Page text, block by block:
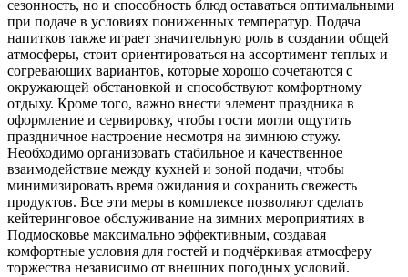
сезонность, но и способность блюд оставаться оптимальными
при подаче в условиях пониженных температур. Подача
напитков также играет значительную роль в создании общей
атмосферы, стоит ориентироваться на ассортимент теплых и
согревающих вариантов, которые хорошо сочетаются с
окружающей обстановкой и способствуют комфортному
отдыху. Кроме того, важно внести элемент праздника в
оформление и сервировку, чтобы гости могли ощутить
праздничное настроение несмотря на зимнюю стужу.
Необходимо организовать стабильное и качественное
взаимодействие между кухней и зоной подачи, чтобы
минимизировать время ожидания и сохранить свежесть
продуктов. Все эти меры в комплексе позволяют сделать
кейтеринговое обслуживание на зимних мероприятиях в
Подмосковье максимально эффективным, создавая
комфортные условия для гостей и подчёркивая атмосферу
торжества независимо от внешних погодных условий.